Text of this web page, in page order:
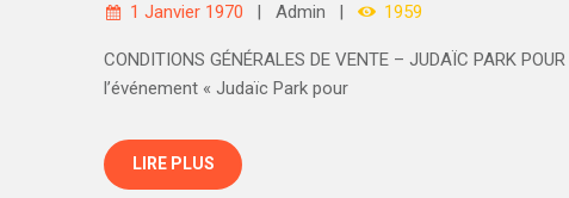
1 Janvier 1970 Admin 1959
CONDITIONS GÉNÉRALES DE VENTE – JUDAÏC PARK
l’événement « Judaïc Park pour
LIRE PLUS